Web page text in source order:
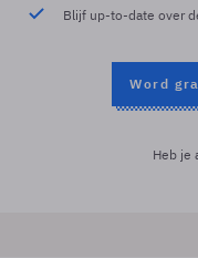
Blijf up-to-date over
Word
Heb je